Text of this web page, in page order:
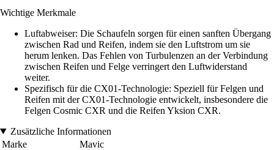
Wichtige Merkmale
Luftabweiser: Die Schaufeln sorgen für einen sanften Übergang
zwischen Rad und Reifen, indem sie den Luftstrom um sie
herum lenken. Das Fehlen von Turbulenzen an der Verbindung
zwischen Reifen und Felge verringert den Luftwiderstand
weiter.
Spezifisch für die CX01-Technologie: Speziell für Felgen und
Reifen mit der CX01-Technologie entwickelt, insbesondere die
Felgen Cosmic CXR und die Reifen Yksion CXR.
Zusätzliche Informationen
Marke
Mavic